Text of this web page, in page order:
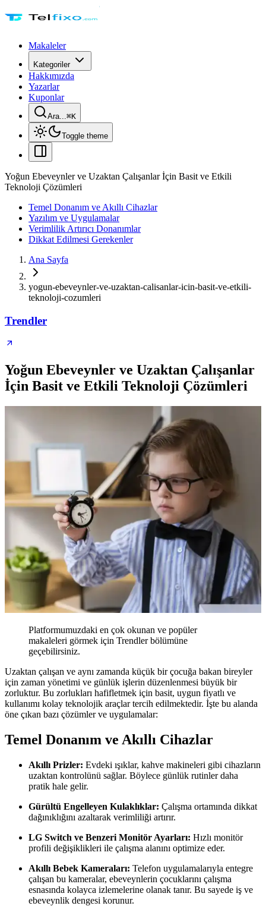
Makaleler
Kategoriler
Hakkımızda
Yazarlar
Kuponlar
Ara...⌘K
Toggle theme
Yoğun Ebeveynler ve Uzaktan Çalışanlar İçin Basit ve Etkili
Teknoloji Çözümleri
Temel Donanım ve Akıllı Cihazlar
Yazılım ve Uygulamalar
Verimlilik Artırıcı Donanımlar
Dikkat Edilmesi Gerekenler
Ana Sayfa
yogun-ebeveynler-ve-uzaktan-calisanlar-icin-basit-ve-etkili-
teknoloji-cozumleri
Trendler
Yoğun Ebeveynler ve Uzaktan Çalışanlar
İçin Basit ve Etkili Teknoloji Çözümleri
Platformumuzdaki en çok okunan ve popüler
makaleleri görmek için Trendler bölümüne
geçebilirsiniz.
Uzaktan çalışan ve aynı zamanda küçük bir çocuğa bakan bireyler
için zaman yönetimi ve günlük işlerin düzenlenmesi büyük bir
zorluktur. Bu zorlukları hafifletmek için basit, uygun fiyatlı ve
kullanımı kolay teknolojik araçlar tercih edilmektedir. İşte bu alanda
öne çıkan bazı çözümler ve uygulamalar:
Temel Donanım ve Akıllı Cihazlar
Akıllı Prizler: Evdeki ışıklar, kahve makineleri gibi cihazların
uzaktan kontrolünü sağlar. Böylece günlük rutinler daha
pratik hale gelir.
Gürültü Engelleyen Kulaklıklar: Çalışma ortamında dikkat
dağınıklığını azaltarak verimliliği artırır.
LG Switch ve Benzeri Monitör Ayarları: Hızlı monitör
profili değişiklikleri ile çalışma alanını optimize eder.
Akıllı Bebek Kameraları: Telefon uygulamalarıyla entegre
çalışan bu kameralar, ebeveynlerin çocuklarını çalışma
esnasında kolayca izlemelerine olanak tanır. Bu sayede iş ve
ebeveynlik dengesi korunur.